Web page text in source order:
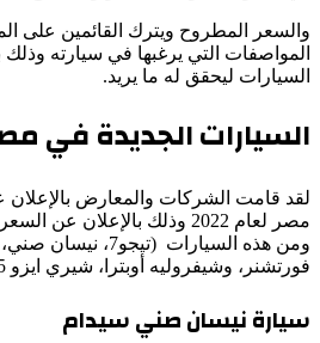
والسعر المطروح ويترك القائمين على
المواصفات التي يرغبها في سيارته
السيارات ليحقق له ما يريد.
السيارات الجديدة في
لقد قامت الشركات والمعارض بالإعلان
مصر لعام 2022 وذلك بالإعلان
فورتشنر، وشيفروليه أوبترا، شيري ايزو 5).
سيارة نيسان صني سيدام